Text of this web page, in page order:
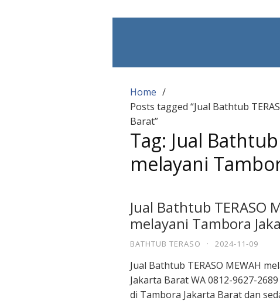
Home
Posts tagged “Jual Bathtub
Barat”
Tag: Jual Bathtub
melayani
Jual Bathtub TERASO
melayani Tambora
BATHTUB TERASO · 2024-11-09
Jual Bathtub TERASO MEWAH
Jakarta Barat WA 0812-9627-
di Tambora Jakarta Barat dan